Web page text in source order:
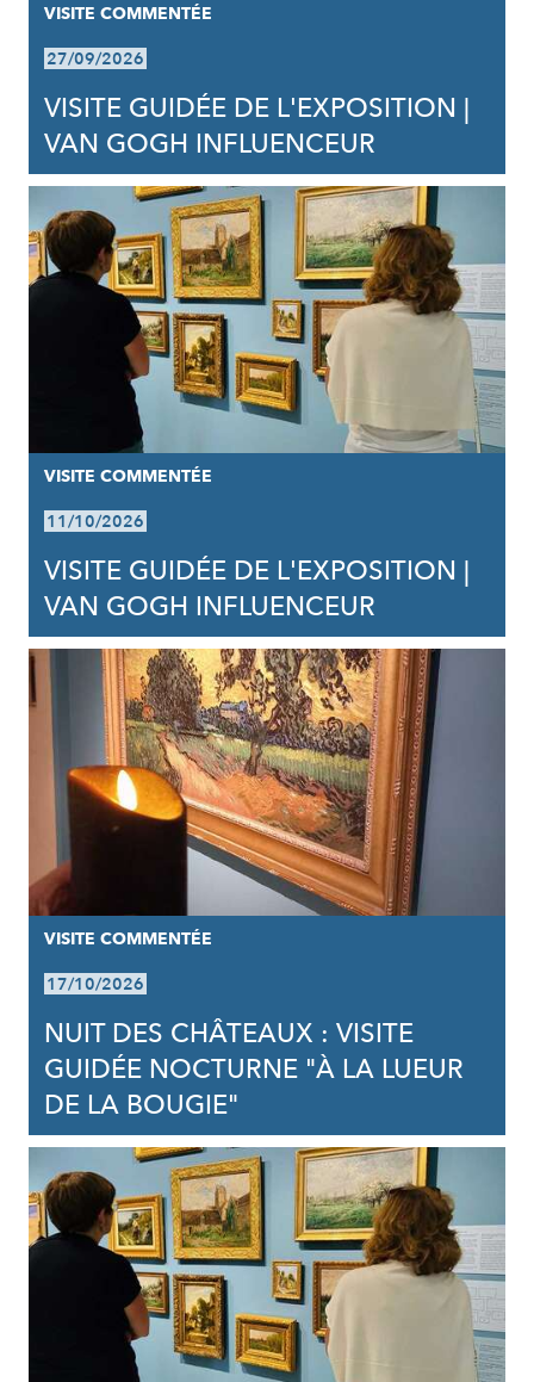
VISITE COMMENTÉE
27/09/2026
VISITE GUIDÉE DE L'EXPOSITION |
VAN GOGH INFLUENCEUR
VISITE COMMENTÉE
11/10/2026
VISITE GUIDÉE DE L'EXPOSITION |
VAN GOGH INFLUENCEUR
VISITE COMMENTÉE
17/10/2026
NUIT DES CHÂTEAUX : VISITE
GUIDÉE NOCTURNE "À LA LUEUR
DE LA BOUGIE"